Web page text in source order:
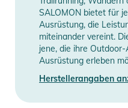
Gebrauchsanweisungen,
finden Sie direkt am Produkt.
SALOMON bietet für
Ausrüstung, die
miteinander vereint.
jene, die ihre
Ausrüstung erleben
Herstellerangaben